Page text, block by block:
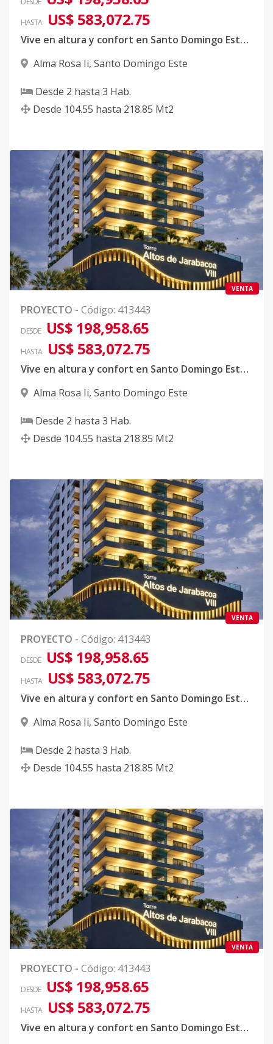
HASTA US$ 583,072.75
Vive en altura y confort en Santo Domingo Este | Alma Rosa
Alma Rosa Ii, Santo Domingo Este
Desde 2 hasta 3 Hab.
Desde 104.55 hasta 218.85 Mt2
VENTA
PROYECTO - Código: 413443
DESDE US$ 198,958.65
HASTA US$ 583,072.75
Vive en altura y confort en Santo Domingo Este | Alma Rosa
Alma Rosa Ii, Santo Domingo Este
Desde 2 hasta 3 Hab.
Desde 104.55 hasta 218.85 Mt2
VENTA
PROYECTO - Código: 413443
DESDE US$ 198,958.65
HASTA US$ 583,072.75
Vive en altura y confort en Santo Domingo Este | Alma Rosa
Alma Rosa Ii, Santo Domingo Este
Desde 2 hasta 3 Hab.
Desde 104.55 hasta 218.85 Mt2
VENTA
PROYECTO - Código: 413443
DESDE US$ 198,958.65
HASTA US$ 583,072.75
Vive en altura y confort en Santo Domingo Este | Alma Rosa